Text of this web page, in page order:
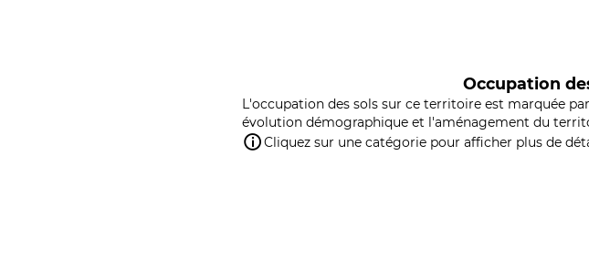
Occupation
L'occupation des sols sur ce territoire est marquée
évolution démographique et l'aménagement du
Cliquez sur une catégorie pour afficher plus de